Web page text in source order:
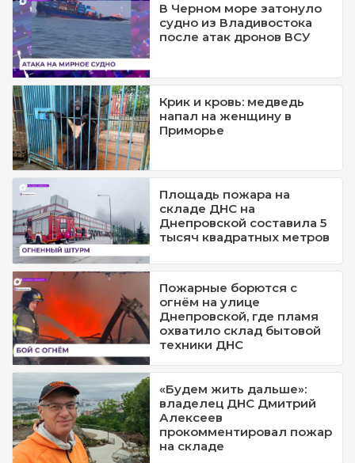
В Черном море затонуло
судно из Владивостока
после атак дронов ВСУ
Крик и кровь: медведь
напал на женщину в
Приморье
Площадь пожара на
складе ДНС на
Днепровской составила 5
тысяч квадратных метров
Пожарные борются с
огнём на улице
Днепровской, где пламя
охватило склад бытовой
техники ДНС
«Будем жить дальше»:
владелец ДНС Дмитрий
Алексеев
прокомментировал пожар
на складе